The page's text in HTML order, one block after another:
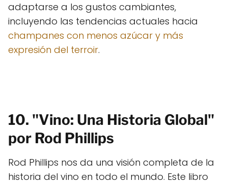
adaptarse a los gustos cambiantes,
incluyendo las tendencias actuales hacia
champanes con menos azúcar y más
expresión del terroir.
10. "Vino: Una Historia Global"
por Rod Phillips
Rod Phillips nos da una visión completa de la
historia del vino en todo el mundo. Este libro